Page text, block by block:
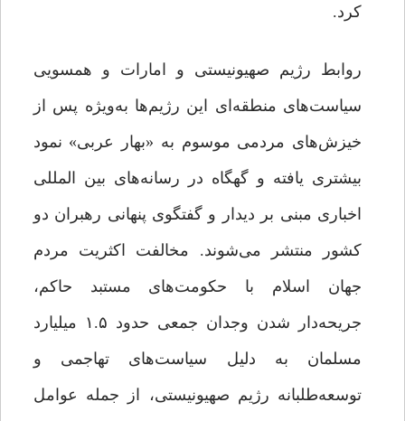
کرد.
روابط رژیم صهیونیستی و امارات و همسویی
سیاست‌های منطقه‌‌ای این رژیم‌ها به‌ویژه پس از
خیزش‌های مردمی موسوم به «بهار عربی» نمود
بیشتری یافته و گهگاه در رسانه‌‌های بین ‌المللی
اخباری مبنی بر دیدار و گفتگوی پنهانی رهبران دو
کشور منتشر می‌‌شوند. مخالفت اکثریت مردم
جهان اسلام با حکومت‌های مستبد حاکم،
جریحه‌دار شدن وجدان جمعی حدود ١.۵ میلیارد
مسلمان به دلیل سیاست‌های تهاجمی و
توسعه‌‌طلبانه رژیم صهیونیستی، از جمله عوامل